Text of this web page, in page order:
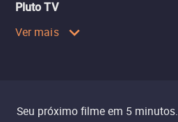
Pluto TV
Ver mais
Seu próximo filme em 5